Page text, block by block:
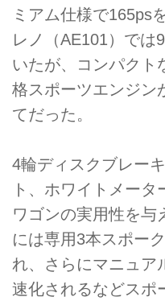
ミアム仕様で165ps
レノ（AE101）では
いたが、コンパクト
格スポーツエンジン
てだった。
4輪ディスクブレー
ト、ホワイトメー
ワゴンの実用性を与
には専用3本スポー
れ、さらにマニュア
速化されるなどスポ